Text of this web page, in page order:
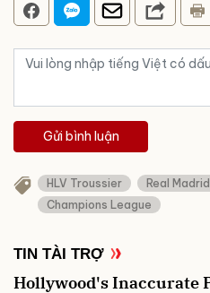
Gửi bình luận
HLV Troussier Real Madrid
Champions League